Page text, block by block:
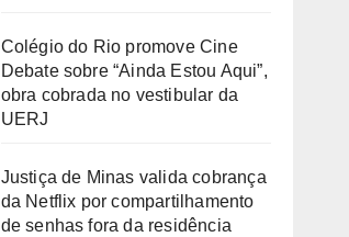
Colégio do Rio promove Cine
Debate sobre “Ainda Estou Aqui”,
obra cobrada no vestibular da
UERJ
Justiça de Minas valida cobrança
da Netflix por compartilhamento
de senhas fora da residência